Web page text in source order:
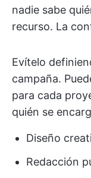
nadie sabe
recurso. La
Evítelo
campaña.
para cada
quién se
Diseño
Redacción